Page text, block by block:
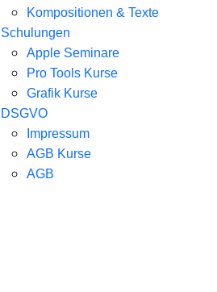
Kompositionen & Texte
Schulungen
Apple Seminare
Pro Tools Kurse
Grafik Kurse
DSGVO
Impressum
AGB Kurse
AGB